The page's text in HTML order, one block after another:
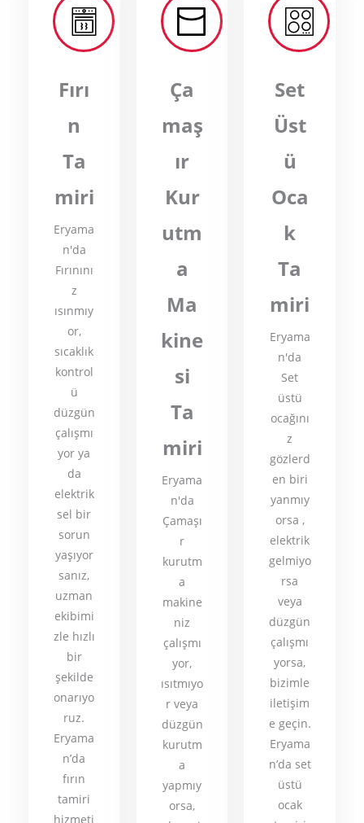
Fırı
n
Ta
miri
Eryama
n'da
Fırınını
z
ısınmıy
or,
sıcaklık
kontrol
ü
düzgün
çalışmı
yor ya
da
elektrik
sel bir
sorun
yaşıyor
sanız,
uzman
ekibimi
zle hızlı
bir
şekilde
onarıyo
ruz.
Eryama
n’da
fırın
tamiri
hizmeti
Ça
maş
ır
Kur
utm
a
Ma
kine
si
Ta
miri
Eryama
n'da
Çamaşı
r
kurutm
a
makine
niz
çalışmı
yor,
ısıtmıyo
r veya
düzgün
kurutm
a
yapmıy
orsa,
Set
Üst
ü
Oca
k
Ta
miri
Eryama
n'da
Set
üstü
ocağını
z
gözlerd
en biri
yanmıy
orsa ,
elektrik
gelmiyo
rsa
veya
düzgün
çalışmı
yorsa,
bizimle
iletişim
e geçin.
Eryama
n’da set
üstü
ocak